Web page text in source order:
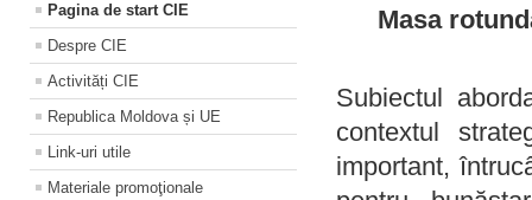
Pagina de start CIE
Despre CIE
Activități CIE
Republica Moldova și UE
Link-uri utile
Materiale promoţionale
Masa
Subiectul
contextul
important,